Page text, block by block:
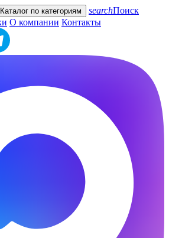
Каталог по категориям searchПоиск
О компании Контакты